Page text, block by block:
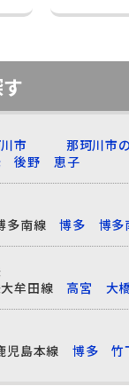
市
那珂川市
後野 恵子
多南線
博多 博多
牟田線
高宮 大
児島本線
博多 竹